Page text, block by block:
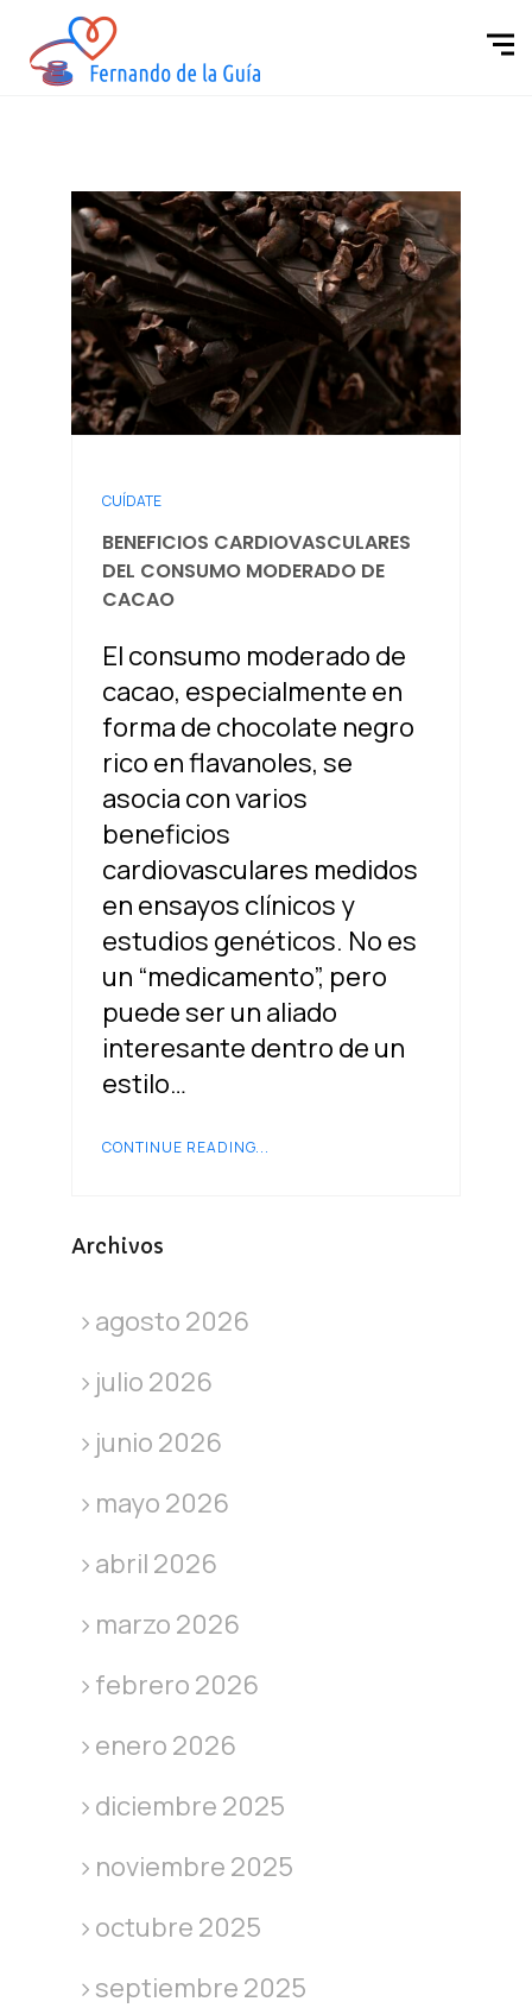
CUÍDATE
BENEFICIOS CARDIOVASCULARES
DEL CONSUMO MODERADO DE
CACAO
El consumo moderado de
cacao, especialmente en
forma de chocolate negro
rico en flavanoles, se
asocia con varios
beneficios
cardiovasculares medidos
en ensayos clínicos y
estudios genéticos. No es
un “medicamento”, pero
puede ser un aliado
interesante dentro de un
estilo…
CONTINUE READING...
Archivos
agosto 2026
julio 2026
junio 2026
mayo 2026
abril 2026
marzo 2026
febrero 2026
enero 2026
diciembre 2025
noviembre 2025
octubre 2025
septiembre 2025